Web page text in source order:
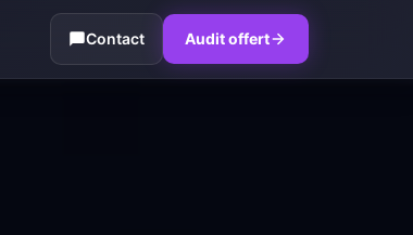
Contact Audit offert